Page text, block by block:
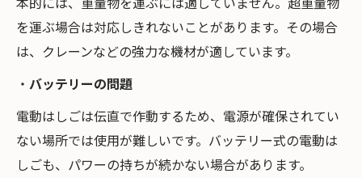
を運ぶ場合は対応しきれないことがあります。その場合
は、クレーンなどの強力な機材が適しています。
・ バッテリーの問題
電動はしごは伝直で作動するため、電源が確保されてい
ない場所では使用が難しいです。バッテリー式の電動は
しごも、パワーの持ちが続かない場合があります。